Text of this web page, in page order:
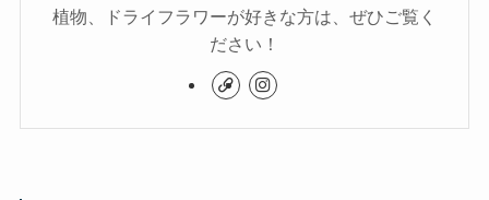
植物、ドライフラワーが好きな方は、ぜひご覧く
ださい！